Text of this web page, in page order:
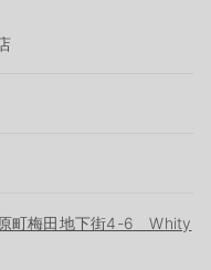
町梅田地下街4-6 Whity